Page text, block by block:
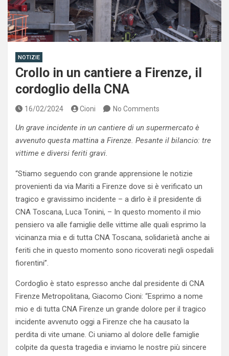
NOTIZIE
Crollo in un cantiere a Firenze, il
cordoglio della CNA
16/02/2024 Cioni No Comments
Un grave incidente in un cantiere di un supermercato è
avvenuto questa mattina a Firenze. Pesante il bilancio: tre
vittime e diversi feriti gravi.
“Stiamo seguendo con grande apprensione le notizie
provenienti da via Mariti a Firenze dove si è verificato un
tragico e gravissimo incidente – a dirlo è il presidente di
CNA Toscana, Luca Tonini, – In questo momento il mio
pensiero va alle famiglie delle vittime alle quali esprimo la
vicinanza mia e di tutta CNA Toscana, solidarietà anche ai
feriti che in questo momento sono ricoverati negli ospedali
fiorentini”.
Cordoglio è stato espresso anche dal presidente di CNA
Firenze Metropolitana, Giacomo Cioni: “Esprimo a nome
mio e di tutta CNA Firenze un grande dolore per il tragico
incidente avvenuto oggi a Firenze che ha causato la
perdita di vite umane. Ci uniamo al dolore delle famiglie
colpite da questa tragedia e inviamo le nostre più sincere